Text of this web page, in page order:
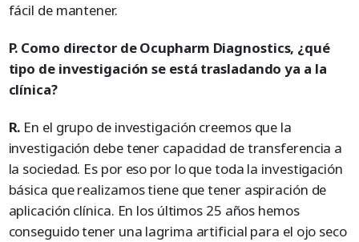
fácil de mantener.
P. Como director de Ocupharm Diagnostics, ¿qué
tipo de investigación se está trasladando ya a la
clínica?
R. En el grupo de investigación creemos que la
investigación debe tener capacidad de transferencia a
la sociedad. Es por eso por lo que toda la investigación
básica que realizamos tiene que tener aspiración de
aplicación clínica. En los últimos 25 años hemos
conseguido tener una lagrima artificial para el ojo seco